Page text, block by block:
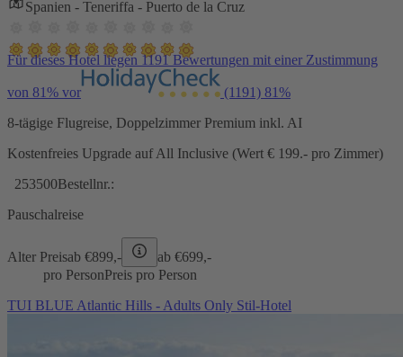
Spanien - Teneriffa - Puerto de la Cruz
Für dieses Hotel liegen 1191 Bewertungen mit einer Zustimmung
von 81% vor (1191) 81%
8-tägige Flugreise, Doppelzimmer Premium inkl. AI
Kostenfreies Upgrade auf All Inclusive (Wert € 199.- pro Zimmer)
253500Bestellnr.:
Pauschalreise
Alter Preisab €899,- ab €699,-
pro PersonPreis pro Person
TUI BLUE Atlantic Hills - Adults Only Stil-Hotel